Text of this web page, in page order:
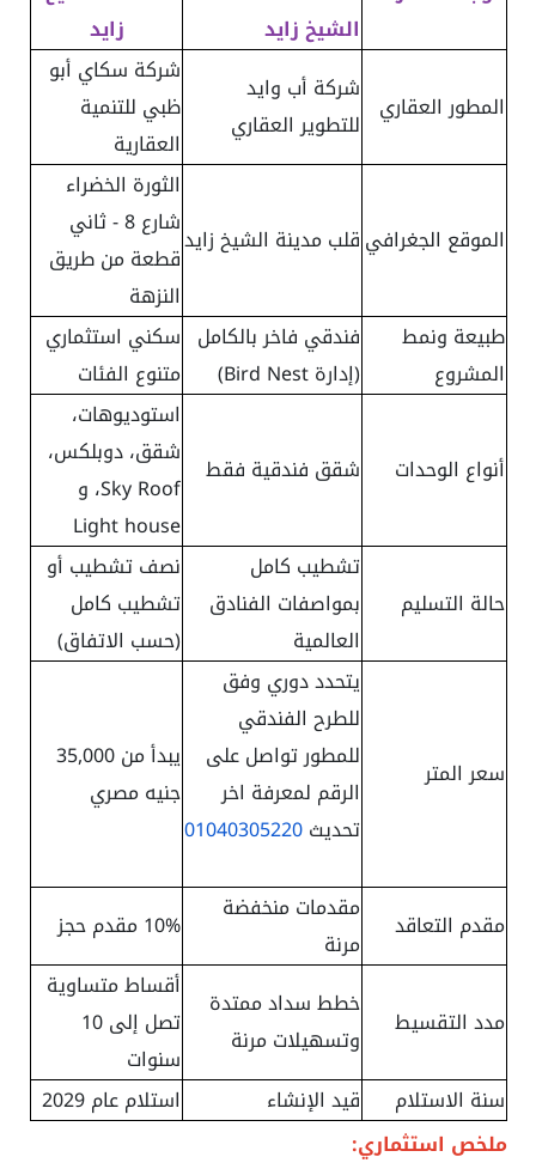
الشيخ زايد
زايد
المطور العقاري
شركة أب وايد
للتطوير العقاري
شركة سكاي أبو
ظبي للتنمية
العقارية
الموقع الجغرافيقلب مدينة الشيخ زايد
الثورة الخضراء
شارع 8 - ثاني
قطعة من طريق
النزهة
طبيعة ونمط
المشروع
فندقي فاخر بالكامل
(إدارة Bird Nest)
سكني استثماري
متنوع الفئات
أنواع الوحدات شقق فندقية فقط
استوديوهات،
شقق، دوبلكس،
Sky Roof، و
Light house
حالة التسليم
تشطيب كامل
بمواصفات الفنادق
العالمية
نصف تشطيب أو
تشطيب كامل
(حسب الاتفاق)
سعر المتر
يتحدد دوري وفق
للطرح الفندقي
للمطور تواصل على
الرقم لمعرفة اخر
تحديث01040305220
يبدأ من 35,000
جنيه مصري
مقدم التعاقد
مقدمات منخفضة
مرنة
10% مقدم حجز
مدد التقسيط
خطط سداد ممتدة
وتسهيلات مرنة
أقساط متساوية
تصل إلى 10
سنوات
سنة الاستلام
قيد الإنشاء
استلام عام 2029
ملخص استثماري: